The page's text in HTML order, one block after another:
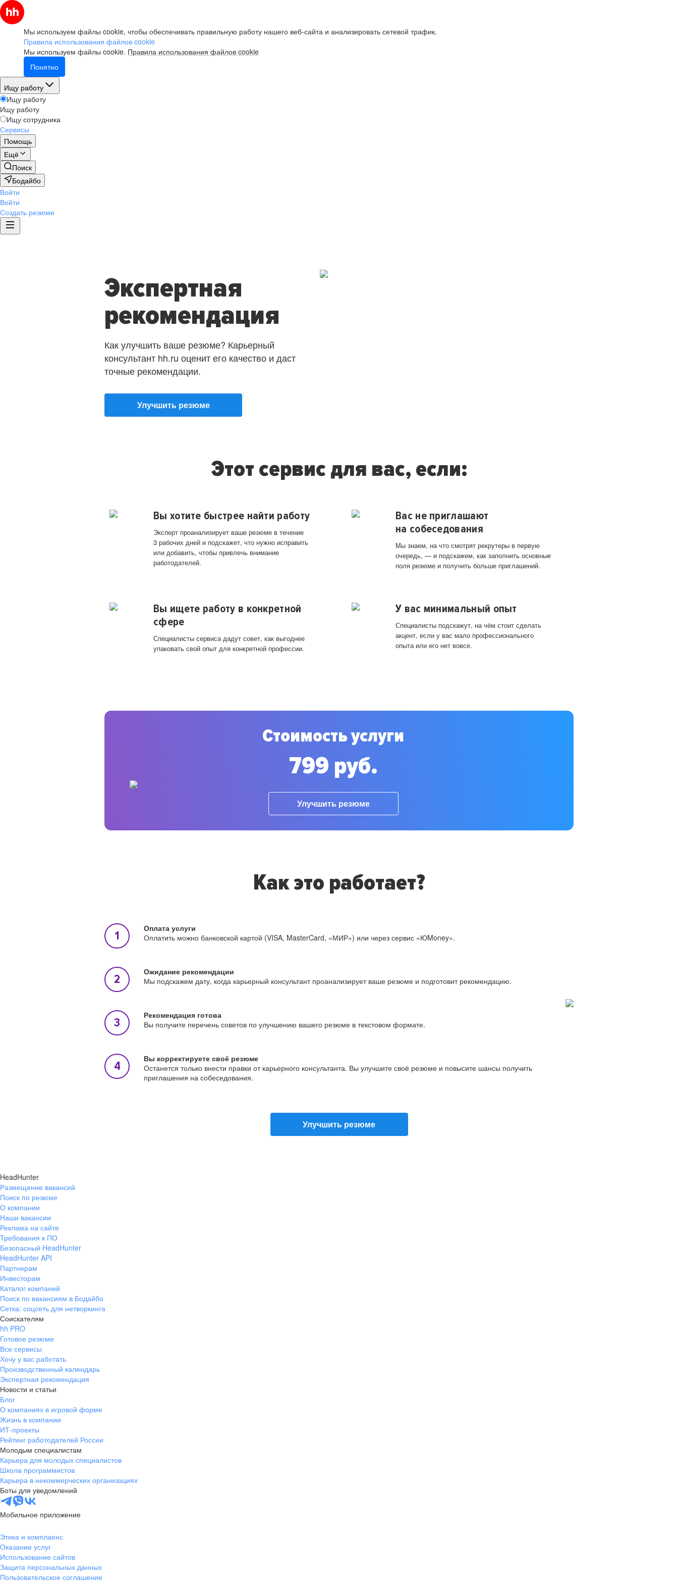
Мы используем файлы cookie, чтобы обеспечивать правильную работу нашего веб-сайта и анализировать сетевой трафик.
Правила использования файлов cookie
Мы используем файлы cookie. Правила использования файлов cookie
Понятно
Ищу работу
Ищу работу
Ищу работу
Ищу сотрудника
Сервисы
Помощь
Ещё
Поиск
Бодайбо
Войти
Войти
Создать резюме
Экспертная
рекомендация
Как улучшить ваше резюме? Карьерный
консультант hh.ru оценит его качество и даст
точные рекомендации.
Улучшить резюме
Этот сервис для вас, если:
Вы хотите быстрее найти работу
Эксперт проанализирует ваше резюме в течение
3 рабочих дней и подскажет, что нужно исправить
или добавить, чтобы привлечь внимание
работодателей.
Вас не приглашают
на собеседования
Мы знаем, на что смотрят рекрутеры в первую
очередь, — и подскажем, как заполнить основные
поля резюме и получить больше приглашений.
Вы ищете работу в конкретной
сфере
Специалисты сервиса дадут совет, как выгоднее
упаковать свой опыт для конкретной профессии.
У вас минимальный опыт
Специалисты подскажут, на чём стоит сделать
акцент, если у вас мало профессионального
опыта или его нет вовсе.
Стоимость услуги
799 руб.
Улучшить резюме
Как это работает?
Оплата услуги
Оплатить можно банковской картой (VISA, MasterCard, «МИР») или через сервис «ЮMoney».
Ожидание рекомендации
Мы подскажем дату, когда карьерный консультант проанализирует ваше резюме и подготовит рекомендацию.
Рекомендация готова
Вы получите перечень советов по улучшению вашего резюме в текстовом формате.
Вы корректируете своё резюме
Останется только внести правки от карьерного консультанта. Вы улучшите своё резюме и повысите шансы получить
приглашения на собеседования.
Улучшить резюме
HeadHunter
Размещение вакансий
Поиск по резюме
О компании
Наши вакансии
Реклама на сайте
Требования к ПО
Безопасный HeadHunter
HeadHunter API
Партнерам
Инвесторам
Каталог компаний
Поиск по вакансиям в Бодайбо
Сетка: соцсеть для нетворкинга
Соискателям
hh PRO
Готовое резюме
Все сервисы
Хочу у вас работать
Производственный календарь
Экспертная рекомендация
Новости и статьи
Блог
О компаниях в игровой форме
Жизнь в компании
ИТ-проекты
Рейтинг работодателей России
Молодым специалистам
Карьера для молодых специалистов
Школа программистов
Карьера в некоммерческих организациях
Боты для уведомлений
Мобильное приложение
Этика и комплаенс
Оказание услуг
Использование сайтов
Защита персональных данных
Пользовательское соглашение